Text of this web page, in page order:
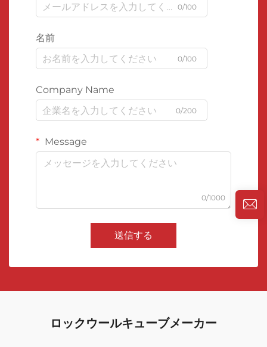
0/100
名前
0/100
Company Name
0/200
Message
0/1000
送信する
ロックウールキューブメーカー